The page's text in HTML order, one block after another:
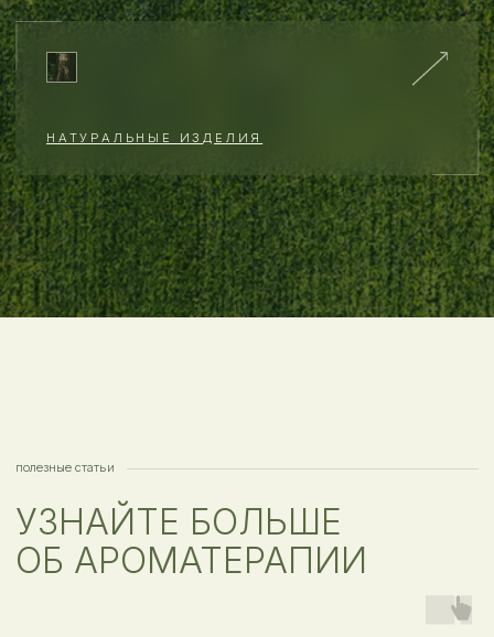
масел — абсолютно за каждым из них стоит
настоящая история жизни людей, которые
их создали. Каждое масло я отбирала лично —
из множества производителей.
В коллекцию Soil by Saga попали
те масла, которые были изготовлены
с душой и невероятным знанием дела
настоящими профессионалами.
1/2
2/2